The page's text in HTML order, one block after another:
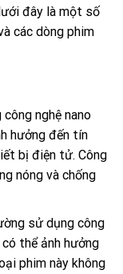
đây là một số
các dòng phim
công nghệ nano
hưởng đến tín
bị điện tử. Công
nóng và chống
sử dụng công
thể ảnh hưởng
phim này không